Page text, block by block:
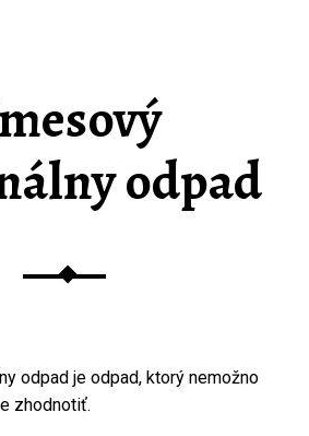
odpad
odpad je odpad, ktorý nemožno
zhodnotiť.